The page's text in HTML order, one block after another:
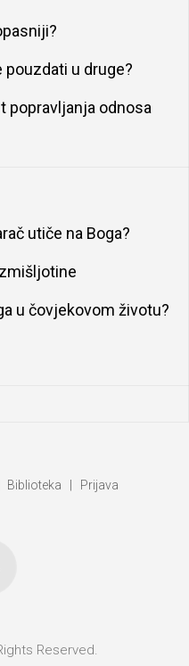
pouzdati u druge?
popravljanja odnosa
utiče na Boga?
u čovjekovom životu?
Biblioteka Prijava
Reserved.